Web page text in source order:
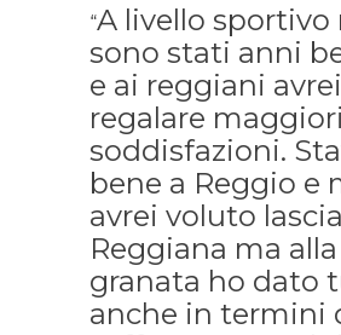
“A livello sportivo
sono stati anni
e ai reggiani
regalare maggiori
soddisfazioni.
bene a Reggio e
avrei voluto
Reggiana ma
granata ho dato
anche in termini